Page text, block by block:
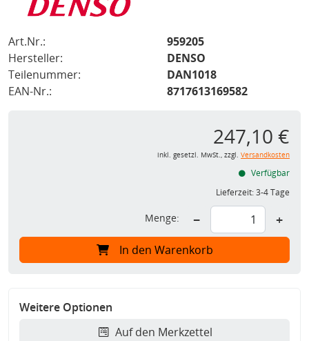
Art.Nr.:
959205
Hersteller:
DENSO
Teilenummer:
DAN1018
EAN-Nr.:
8717613169582
247,10 €
inkl. gesetzl. MwSt., zzgl. Versandkosten
Verfügbar
Lieferzeit:3-4 Tage
Menge: − +
In den Warenkorb
Weitere Optionen
Auf den Merkzettel